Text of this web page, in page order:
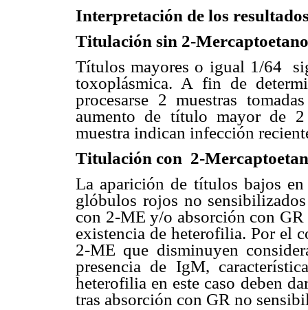
Interpretación de los
Titulación sin 2-
Títulos mayores o igual 1/64
toxoplásmica. A fin de
procesarse 2 muestras
aumento de título mayor de
muestra indican infección
Titulación con 2-
La aparición de títulos bajos
glóbulos rojos no
con 2-ME y/o absorción con
existencia de heterofilia. Por el
2-ME que disminuyen
presencia de IgM,
heterofilia en este caso deben
tras absorción con GR no